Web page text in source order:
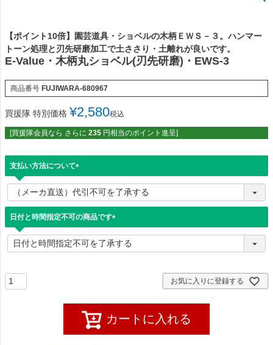
【ポイント10倍】園芸道具・ショベルの木柄ＥＷＳ－３。ハンマー
トーン処理と刃先研磨加工で土ささり・土離れが良いです。
E-Value・木柄丸ショベル(刃先研磨)・EWS-3
商品番号 FUJIWARA-680967
買援隊 特別価格 ¥2,580税込
[買援隊会員なら さらに 235 円相当のポイント進呈]
支払い方法について
必
須
日付と時間指定不可の商品です
必
須
お気に入りに登録する
カートに入れる